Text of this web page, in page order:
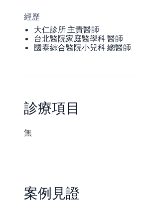
經歷
大仁診所 主責醫師
台北醫院家庭醫學科 醫師
國泰綜合醫院小兒科 總醫師
診療項目
無
案例見證